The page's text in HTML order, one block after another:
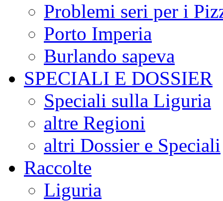
Problemi seri per i
Porto Imperia
Burlando sapeva
SPECIALI E DOSSIER
Speciali sulla Liguria
altre Regioni
altri Dossier e Speciali
Raccolte
Liguria